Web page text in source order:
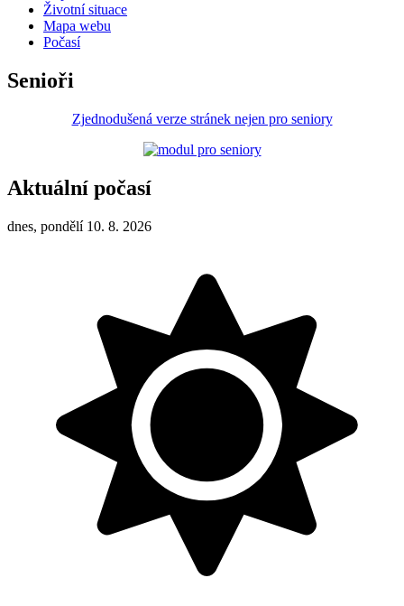
Životní situace
Mapa webu
Počasí
Senioři
Zjednodušená verze stránek nejen pro seniory
Aktuální počasí
dnes, pondělí 10. 8. 2026